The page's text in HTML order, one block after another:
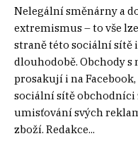
Nelegální směnárny a
extremismus – to vše
straně této sociální sítě
dlouhodobě. Obchody
prosakují i na
sociální sítě
umisťování svých
zboží. Redakce...